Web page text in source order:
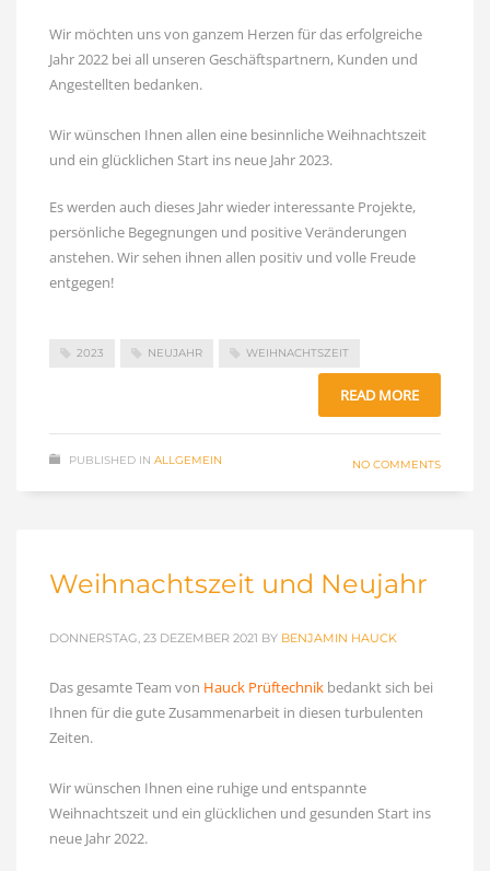
Wir möchten uns von ganzem Herzen für das erfolgreiche
Jahr 2022 bei all unseren Geschäftspartnern, Kunden und
Angestellten bedanken.
Wir wünschen Ihnen allen eine besinnliche Weihnachtszeit
und ein glücklichen Start ins neue Jahr 2023.
Es werden auch dieses Jahr wieder interessante Projekte,
persönliche Begegnungen und positive Veränderungen
anstehen. Wir sehen ihnen allen positiv und volle Freude
entgegen!
2023 NEUJAHR WEIHNACHTSZEIT
READ MORE
PUBLISHED IN ALLGEMEIN NO COMMENTS
Weihnachtszeit und Neujahr
DONNERSTAG, 23 DEZEMBER 2021 BY BENJAMIN HAUCK
Das gesamte Team von Hauck Prüftechnik bedankt sich bei
Ihnen für die gute Zusammenarbeit in diesen turbulenten
Zeiten.
Wir wünschen Ihnen eine ruhige und entspannte
Weihnachtszeit und ein glücklichen und gesunden Start ins
neue Jahr 2022.